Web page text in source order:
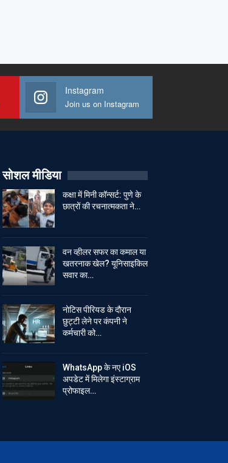
Instagram
Join us on Instagram
सोशल मीडिया
कक्षा में मिनी कॉन्सर्ट: पुणे के
छात्रों की रचनात्मकता ने…
वन व्हीलर सफर का कमाल या
खतरनाक खेल? यूनिसाइकिल
सवार का…
नोटिस पीरियड के दौरान
छुट्टी लेने पर कंपनी ने
कर्मचारी को…
WhatsApp के नए iOS
अपडेट में मिलेगा इंस्टाग्राम
प्रोफाइल…